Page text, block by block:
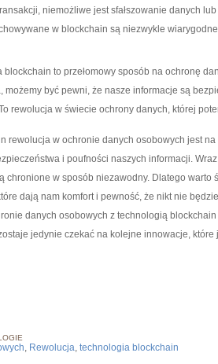
niemożliwe jest sfałszowanie danych
w blockchain są niezwykle
blockchain to przełomowy sposób na ochronę
być pewni, że nasze informacje są
rewolucja w ‍świecie ochrony danych, której
rewolucja ‍w ‍ochronie danych ‍osobowych jest
i ‍poufności naszych informacji.
chronione⁤ w sposób niezawodny. ⁤Dlatego⁢ warto
dają nam komfort i pewność,⁣ że⁢ nikt nie
danych ​osobowych z technologią
jedynie czekać na⁢ kolejne innowacje,
, Rewolucja, technologia blockchain